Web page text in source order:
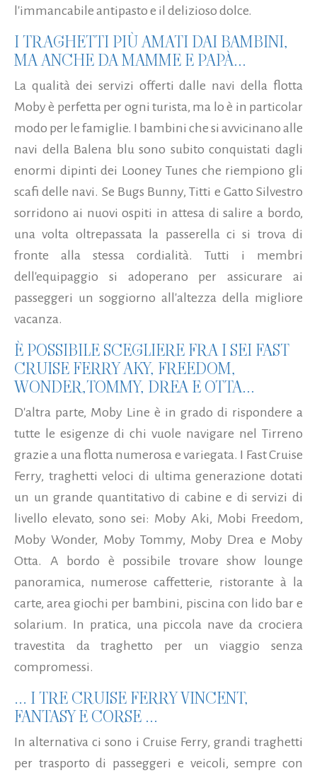
l'immancabile antipasto e il delizioso dolce.
I TRAGHETTI PIÙ AMATI DAI BAMBINI,
MA ANCHE DA MAMME E PAPÀ...
La qualità dei servizi offerti dalle navi della flotta
Moby è perfetta per ogni turista, ma lo è in particolar
modo per le famiglie. I bambini che si avvicinano alle
navi della Balena blu sono subito conquistati dagli
enormi dipinti dei Looney Tunes che riempiono gli
scafi delle navi. Se Bugs Bunny, Titti e Gatto Silvestro
sorridono ai nuovi ospiti in attesa di salire a bordo,
una volta oltrepassata la passerella ci si trova di
fronte alla stessa cordialità. Tutti i membri
dell'equipaggio si adoperano per assicurare ai
passeggeri un soggiorno all'altezza della migliore
vacanza.
È POSSIBILE SCEGLIERE FRA I SEI FAST
CRUISE FERRY AKY, FREEDOM,
WONDER,TOMMY, DREA E OTTA...
D'altra parte, Moby Line è in grado di rispondere a
tutte le esigenze di chi vuole navigare nel Tirreno
grazie a una flotta numerosa e variegata. I Fast Cruise
Ferry, traghetti veloci di ultima generazione dotati
un un grande quantitativo di cabine e di servizi di
livello elevato, sono sei: Moby Aki, Mobi Freedom,
Moby Wonder, Moby Tommy, Moby Drea e Moby
Otta. A bordo è possibile trovare show lounge
panoramica, numerose caffetterie, ristorante à la
carte, area giochi per bambini, piscina con lido bar e
solarium. In pratica, una piccola nave da crociera
travestita da traghetto per un viaggio senza
compromessi.
... I TRE CRUISE FERRY VINCENT,
FANTASY E CORSE ...
In alternativa ci sono i Cruise Ferry, grandi traghetti
per trasporto di passeggeri e veicoli, sempre con